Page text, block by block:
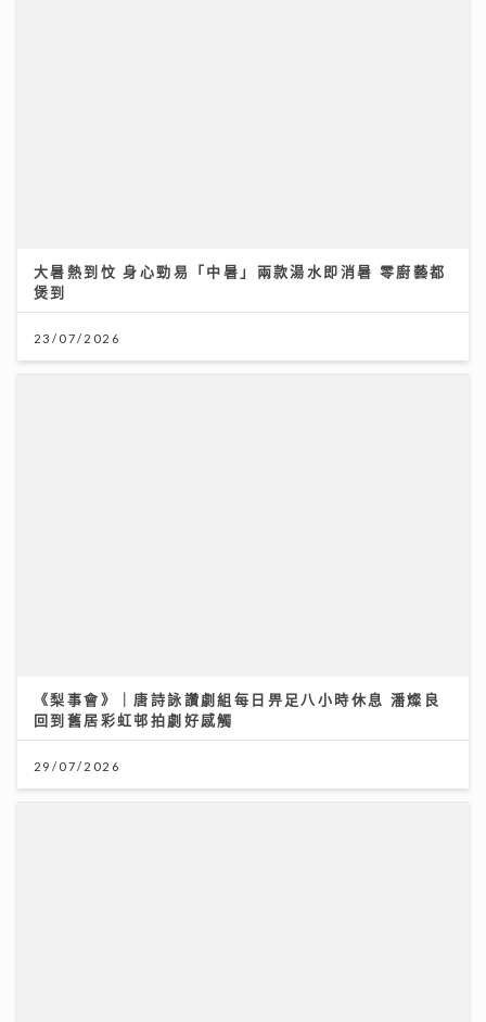
大暑熱到忟 身心勁易「中暑」兩款湯水即消暑 零廚藝都
煲到
23/07/2026
《梨事會》｜唐詩詠讚劇組每日畀足八小時休息 潘燦良
回到舊居彩虹邨拍劇好感觸
29/07/2026